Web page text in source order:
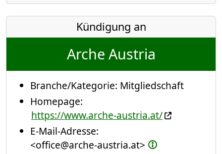
Kündigung an
Arche Austria
Branche/Kategorie: Mitgliedschaft
Homepage:
https://www.arche-austria.at/
E-Mail-Adresse:
<office@arche-austria.at>